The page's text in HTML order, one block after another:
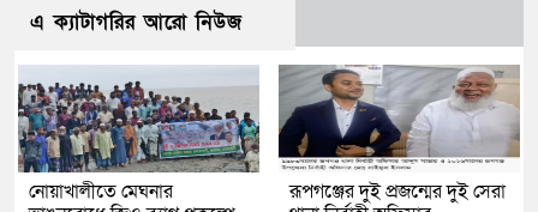
এ ক্যাটাগরির আরো নিউজ
নোয়াখালীতে মেঘনার
রূপগঞ্জের দুই প্রজন্মের দুই সেরা